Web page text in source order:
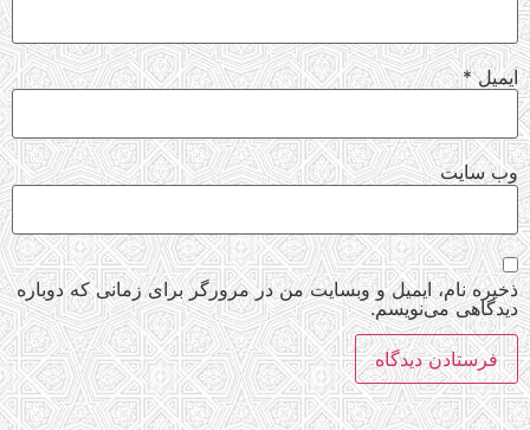
ایمیل*
وب‌ سایت
ذخیره نام، ایمیل و وبسایت من در مرورگر برای زمانی که دوباره
دیدگاهی می‌نویسم.